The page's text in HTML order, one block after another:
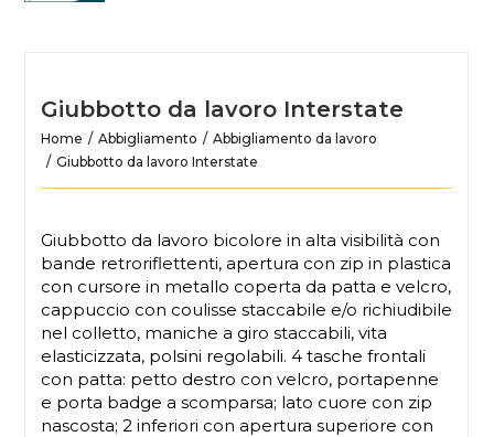
Giubbotto da lavoro Interstate
Home Abbigliamento
Abbigliamento da lavoro
Giubbotto da lavoro Interstate
Giubbotto da lavoro bicolore in alta visibilità con
bande retroriflettenti, apertura con zip in plastica
con cursore in metallo coperta da patta e velcro,
cappuccio con coulisse staccabile e/o richiudibile
nel colletto, maniche a giro staccabili, vita
elasticizzata, polsini regolabili. 4 tasche frontali
con patta: petto destro con velcro, portapenne
e porta badge a scomparsa; lato cuore con zip
nascosta; 2 inferiori con apertura superiore con